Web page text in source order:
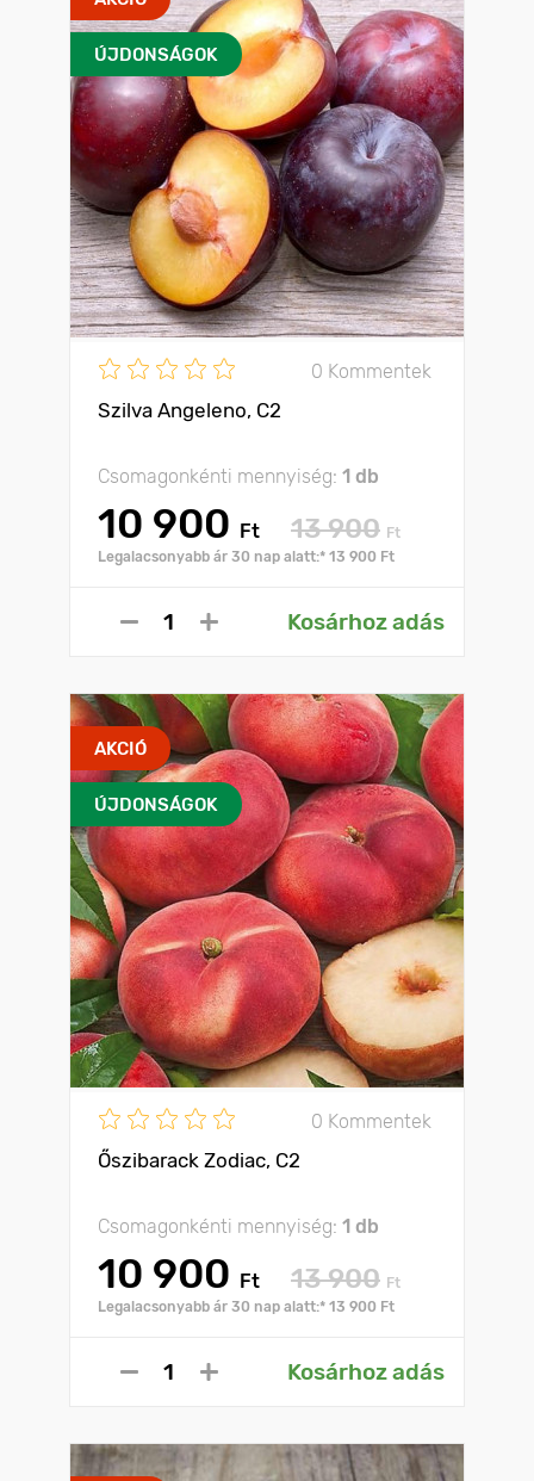
ÚJDONSÁGOK
0 Kommentek
Szilva Angeleno, C2
Csomagonkénti mennyiség: 1 db
10 900 Ft 13 900 Ft
Legalacsonyabb ár 30 nap alatt:* 13 900 Ft
Kosárhoz adás
AKCIÓ
ÚJDONSÁGOK
0 Kommentek
Őszibarack Zodiac, C2
Csomagonkénti mennyiség: 1 db
10 900 Ft 13 900 Ft
Legalacsonyabb ár 30 nap alatt:* 13 900 Ft
Kosárhoz adás